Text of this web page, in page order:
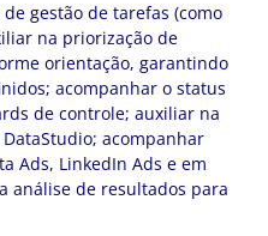
gestão de tarefas (como
na priorização de
orientação, garantindo
acompanhar o status
de controle; auxiliar na
acompanhar
Ads, LinkedIn Ads e em
análise de resultados para